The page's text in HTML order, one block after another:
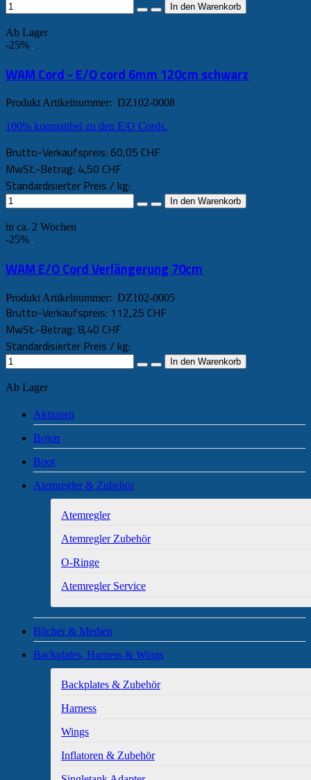
Ab Lager
-25%
WAM Cord - E/O cord 6mm 120cm schwarz
Produkt Artikelnummer: DZ102-0008
100% kompatibel zu den E/O Cords.
Brutto-Verkaufspreis: 60,05 CHF
MwSt.-Betrag: 4,50 CHF
Standardisierter Preis / kg:
in ca. 2 Wochen
-25%
WAM E/O Cord Verlängerung 70cm
Produkt Artikelnummer: DZ102-0005
Brutto-Verkaufspreis: 112,25 CHF
MwSt.-Betrag: 8,40 CHF
Standardisierter Preis / kg:
Ab Lager
Aktionen
Bojen
Boot
Atemregler & Zubehör
Atemregler
Atemregler Zubehör
O-Ringe
Atemregler Service
Bücher & Medien
Backplates, Harness & Wings
Backplates & Zubehör
Harness
Wings
Inflatoren & Zubehör